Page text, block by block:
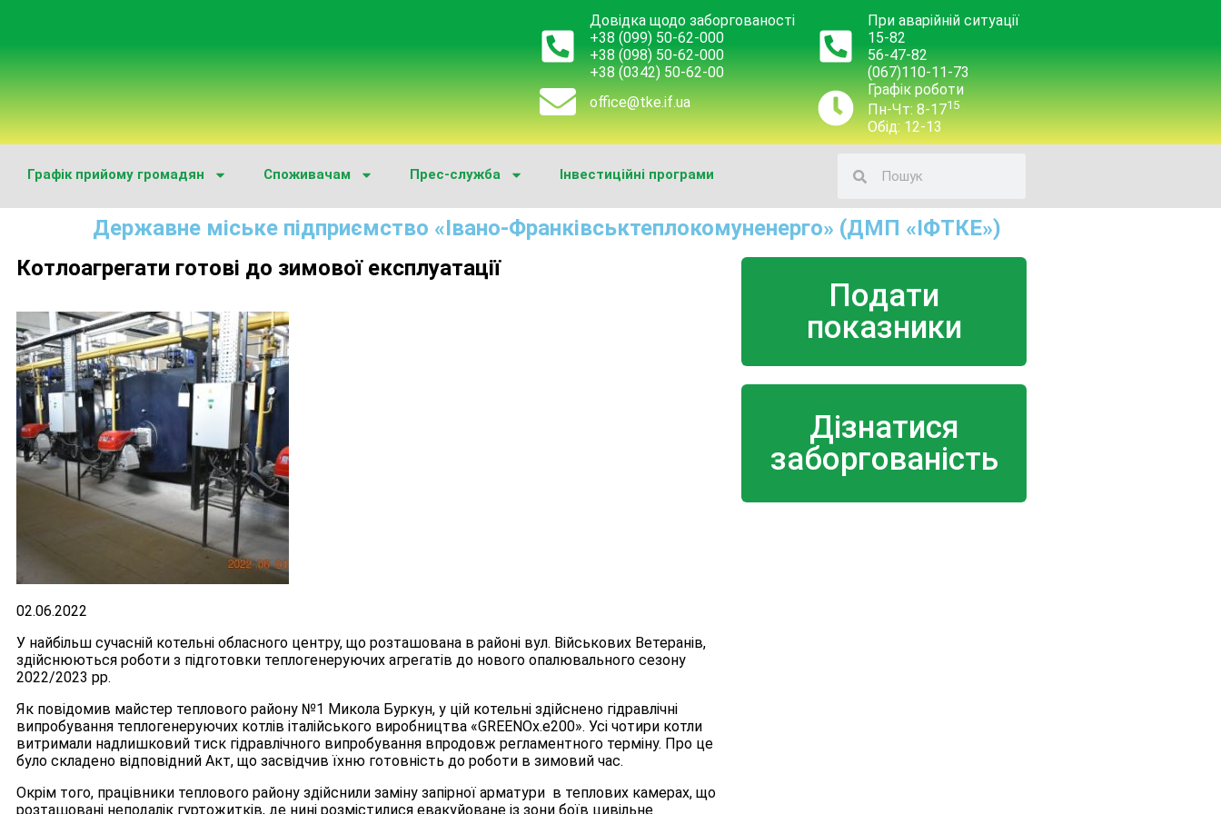
Довідка щодо заборгованості
+38 (099) 50-62-000
+38 (098) 50-62-000
+38 (0342) 50-62-00
office@tke.if.ua
При аварійній ситуації
15-82
56-47-82
(067)110-11-73
Графік роботи
Пн-Чт: 8-1715
Обід: 12-13
Графік прийому громадян Споживачам Прес-служба Інвестиційні програми
Державне міське підприємство «Івано-Франківськтеплокомуненерго» (ДМП «ІФТКЕ»)
Котлоагрегати готові до зимової експлуатації
02.06.2022
У найбільш сучасній котельні обласного центру, що розташована в районі вул. Військових Ветеранів,
здійснюються роботи з підготовки теплогенеруючих агрегатів до нового опалювального сезону
2022/2023 рр.
Як повідомив майстер теплового району №1 Микола Буркун, у цій котельні здійснено гідравлічні
випробування теплогенеруючих котлів італійського виробництва «GREENOx.e200». Усі чотири котли
витримали надлишковий тиск гідравлічного випробування впродовж регламентного терміну. Про це
було складено відповідний Акт, що засвідчив їхню готовність до роботи в зимовий час.
Окрім того, працівники теплового району здійснили заміну запірної арматури в теплових камерах, що
розташовані неподалік гуртожитків, де нині розмістилися евакуйоване із зони боїв цивільне
Подати
показники
Дізнатися
заборгованість